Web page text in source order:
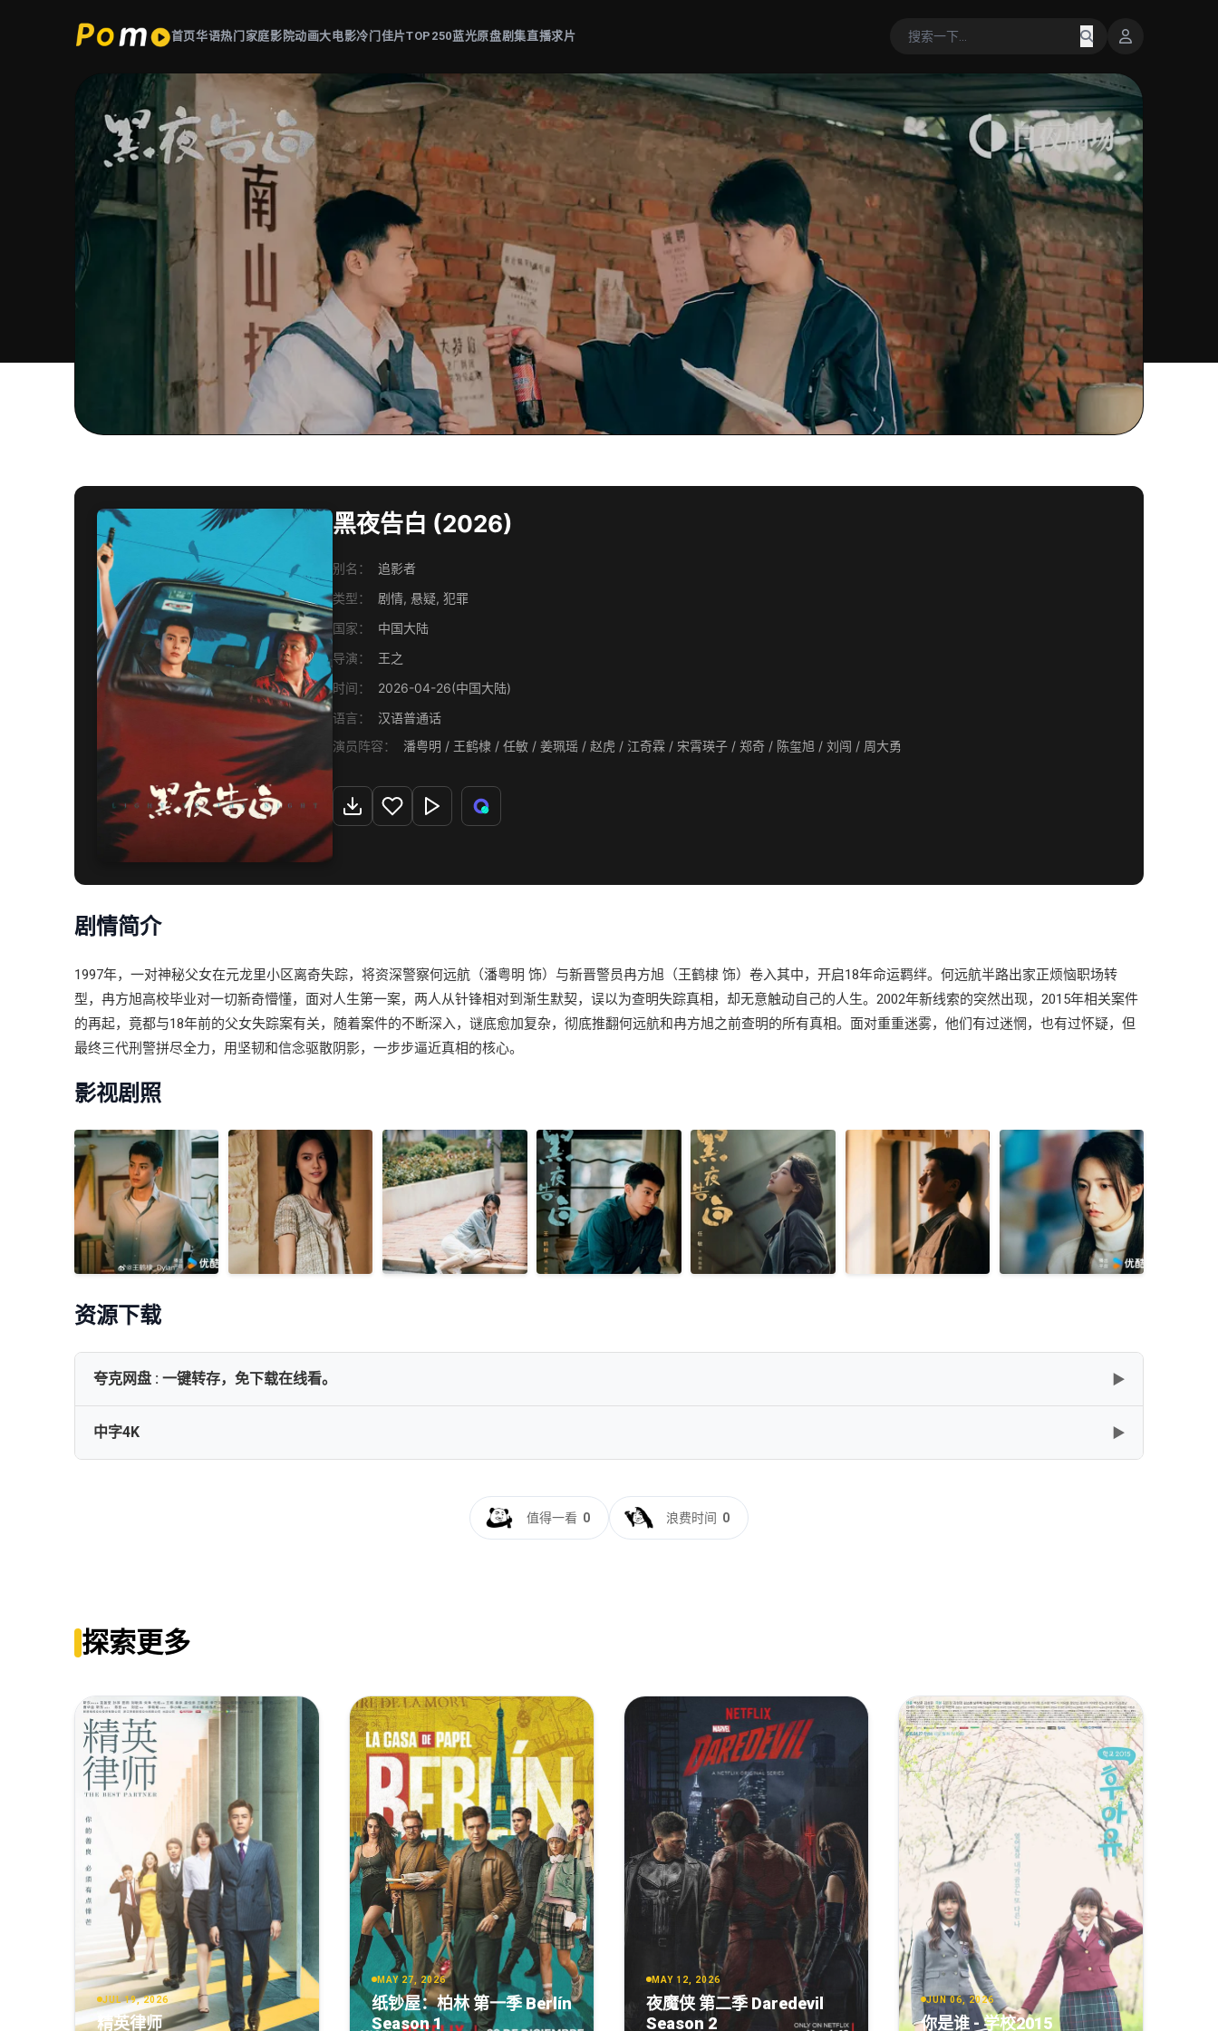
首页华语热门 家庭影院动画大电影冷门佳片TOP250蓝光原盘剧集直播求片
黑夜告白 (2026)
别名：
追影者
类型：
剧情, 悬疑, 犯罪
国家：
中国大陆
导演：
王之
时间：
2026-04-26(中国大陆)
语言：
汉语普通话
演员阵容：
潘粤明 / 王鹤棣 / 任敏 / 姜珮瑶 / 赵虎 / 江奇霖 / 宋霄瑛子 / 郑奇 / 陈玺旭 / 刘闯 / 周大勇
剧情简介
1997年，一对神秘父女在元龙里小区离奇失踪，将资深警察何远航（潘粤明 饰）与新晋警员冉方旭（王鹤棣 饰）卷入其中，开启18年命运羁绊。何远航半路出家正烦恼职场转
型，冉方旭高校毕业对一切新奇懵懂，面对人生第一案，两人从针锋相对到渐生默契，误以为查明失踪真相，却无意触动自己的人生。2002年新线索的突然出现，2015年相关案件
的再起，竟都与18年前的父女失踪案有关，随着案件的不断深入，谜底愈加复杂，彻底推翻何远航和冉方旭之前查明的所有真相。面对重重迷雾，他们有过迷惘，也有过怀疑，但
最终三代刑警拼尽全力，用坚韧和信念驱散阴影，一步步逼近真相的核心。
影视剧照
资源下载
夸克网盘 : 一键转存，免下载在线看。 ▶
中字4K ▶
黑夜告白[高码版][全28集][国语配音+中文字幕].Light.to.the.Night.S01.2026.2160p.HQ.WEB-DL.H265.HDR.DTS5.1-BlackTV
黑夜告白[60帧率版本][全28集][国语配音+中文字幕].2026.2160p.WEB-DL.H265.60fps.DTS5.1-BlackTV
黑夜告白.全集打包.2160p.HD国语中字无水印.mkv [26.67GB] 复制 下载
值得一看 0 浪费时间 0
探索更多
JUL 19, 2026
精英律师
MAY 27, 2026
纸钞屋：柏林 第一季 Berlín
Season 1
MAY 12, 2026
夜魔侠 第二季 Daredevil
Season 2
JUN 06, 2026
你是谁 - 学校2015